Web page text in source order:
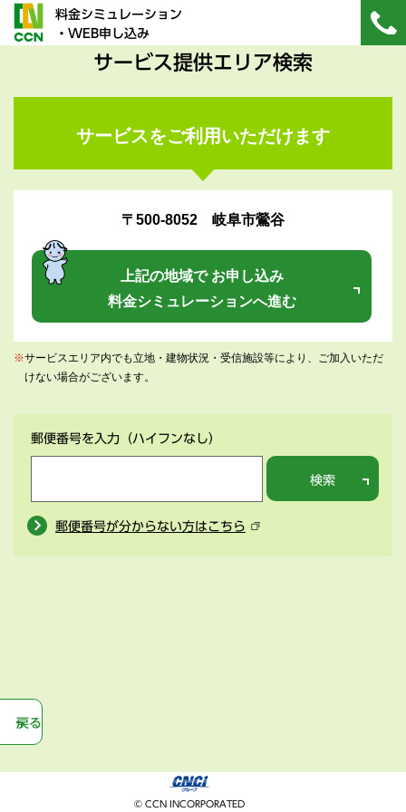
料金シミュレーション
・WEB申し込み
サービス提供エリア検索
サービスをご利用いただけます
〒500-8052 岐阜市鶯谷
上記の地域で お申し込み
料金シミュレーションへ進む
※サービスエリア内でも立地・建物状況・受信施設等により、ご加入いただ
けない場合がございます。
郵便番号を入力 （ハイフンなし）
検索
郵便番号が分からない方はこちら
戻る
© CCN INCORPORATED